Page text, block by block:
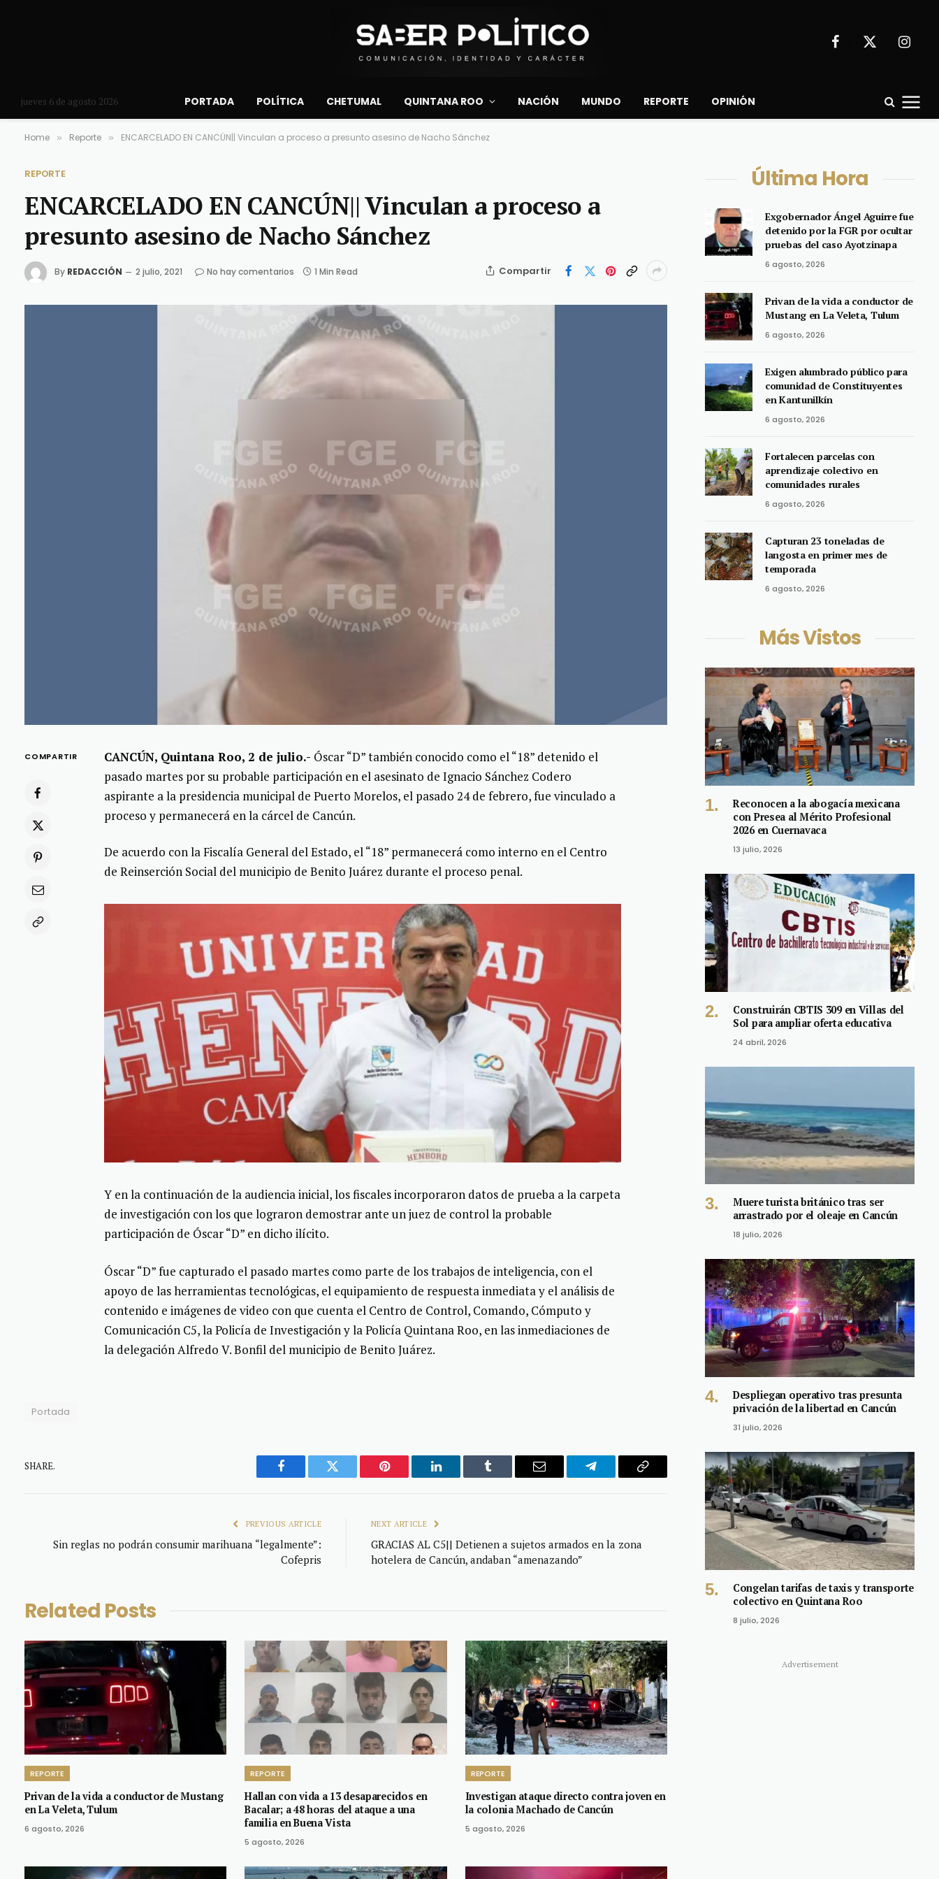
Facebook
X
jueves 6 de agosto 2026 PORTADA POLÍTICA CHETUMAL QUINTANA ROO NACIÓN MUNDO REPORTE OPINIÓN
Home » Reporte » ENCARCELADO EN CANCÚN|| Vinculan a proceso a presunto asesino de Nacho Sánchez
REPORTE
ENCARCELADO EN CANCÚN|| Vinculan a proceso a
presunto asesino de Nacho Sánchez
By REDACCIÓN 2 julio, 2021 No hay comentarios 1 Min Read Compartir
COMPARTIR CANCÚN, Quintana Roo, 2 de julio.- Óscar “D” también conocido como el “18” detenido el
pasado martes por su probable participación en el asesinato de Ignacio Sánchez Codero
aspirante a la presidencia municipal de Puerto Morelos, el pasado 24 de febrero, fue vinculado a
proceso y permanecerá en la cárcel de Cancún.
De acuerdo con la Fiscalía General del Estado, el “18” permanecerá como interno en el Centro
de Reinserción Social del municipio de Benito Juárez durante el proceso penal.
Y en la continuación de la audiencia inicial, los fiscales incorporaron datos de prueba a la carpeta
de investigación con los que lograron demostrar ante un juez de control la probable
participación de Óscar “D” en dicho ilícito.
Óscar “D” fue capturado el pasado martes como parte de los trabajos de inteligencia, con el
apoyo de las herramientas tecnológicas, el equipamiento de respuesta inmediata y el análisis de
contenido e imágenes de video con que cuenta el Centro de Control, Comando, Cómputo y
Comunicación C5, la Policía de Investigación y la Policía Quintana Roo, en las inmediaciones de
la delegación Alfredo V. Bonfil del municipio de Benito Juárez.
Portada
SHARE.
Facebook Twitter Pinterest LinkedIn Tumblr Email Telegram Copy
PREVIOUS ARTICLE
Sin reglas no podrán consumir marihuana “legalmente”:
Cofepris
NEXT ARTICLE
GRACIAS AL C5|| Detienen a sujetos armados en la zona
hotelera de Cancún, andaban “amenazando”
Related Posts
REPORTE
Privan de la vida a conductor de Mustang
en La Veleta, Tulum
6 agosto, 2026
REPORTE
Hallan con vida a 13 desaparecidos en
Bacalar; a 48 horas del ataque a una
familia en Buena Vista
5 agosto, 2026
REPORTE
Investigan ataque directo contra joven en
la colonia Machado de Cancún
5 agosto, 2026
Última Hora
Exgobernador Ángel Aguirre fue
detenido por la FGR por ocultar
pruebas del caso Ayotzinapa
6 agosto, 2026
Privan de la vida a conductor de
Mustang en La Veleta, Tulum
6 agosto, 2026
Exigen alumbrado público para
comunidad de Constituyentes
en Kantunilkín
6 agosto, 2026
Fortalecen parcelas con
aprendizaje colectivo en
comunidades rurales
6 agosto, 2026
Capturan 23 toneladas de
langosta en primer mes de
temporada
6 agosto, 2026
Más Vistos
Reconocen a la abogacía mexicana
con Presea al Mérito Profesional
2026 en Cuernavaca
13 julio, 2026
Construirán CBTIS 309 en Villas del
Sol para ampliar oferta educativa
24 abril, 2026
Muere turista británico tras ser
arrastrado por el oleaje en Cancún
18 julio, 2026
Despliegan operativo tras presunta
privación de la libertad en Cancún
31 julio, 2026
Congelan tarifas de taxis y transporte
colectivo en Quintana Roo
8 julio, 2026
Advertisement